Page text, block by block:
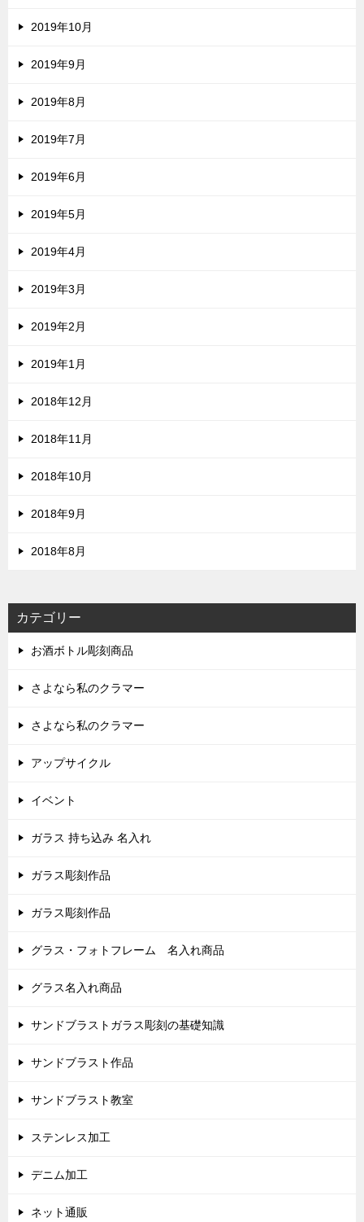
2019年10月
2019年9月
2019年8月
2019年7月
2019年6月
2019年5月
2019年4月
2019年3月
2019年2月
2019年1月
2018年12月
2018年11月
2018年10月
2018年9月
2018年8月
カテゴリー
お酒ボトル彫刻商品
さよなら私のクラマー
さよなら私のクラマー
アップサイクル
イベント
ガラス 持ち込み 名入れ
ガラス彫刻作品
ガラス彫刻作品
グラス・フォトフレーム 名入れ商品
グラス名入れ商品
サンドブラストガラス彫刻の基礎知識
サンドブラスト作品
サンドブラスト教室
ステンレス加工
デニム加工
ネット通販